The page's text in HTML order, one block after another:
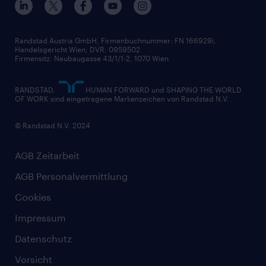
Widerrufsformular
AGB Zeitarbeit
AGB Personalvermittlung
Cookies
Impressum
Datenschutz
Vorsicht
Randstad Austria GmbH, Firmenbuchnummer: FN 166929i,
Handelsgericht Wien; DVR: 0959502
Firmensitz: Neubaugasse 43/1/1-2, 1070 Wien
RANDSTAD,
HUMAN FORWARD und SHAPING THE WORLD
OF WORK sind eingetragene Markenzeichen von Randstad N.V.
© Randstad N.V. 2024